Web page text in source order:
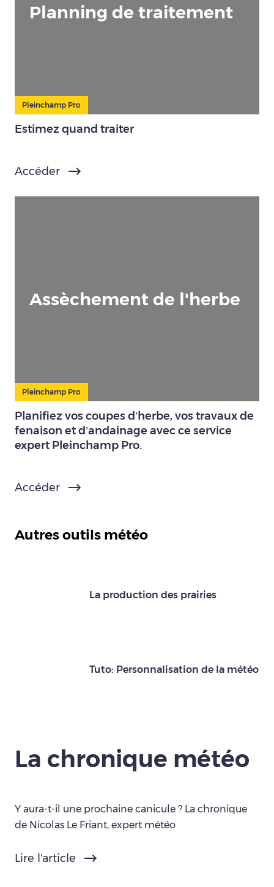
Planning de traitement
Pleinchamp Pro
Estimez quand traiter
Accéder
Assèchement de l'herbe
Pleinchamp Pro
Planifiez vos coupes d’herbe, vos travaux de
fenaison et d’andainage avec ce service
expert Pleinchamp Pro.
Accéder
Autres outils météo
La production des prairies
Tuto: Personnalisation de la météo
La chronique météo
Y aura-t-il une prochaine canicule ? La chronique
de Nicolas Le Friant, expert météo
Lire l'article